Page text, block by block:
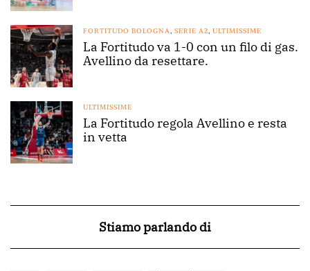
FORTITUDO BOLOGNA, SERIE A2, ULTIMISSIME
La Fortitudo va 1-0 con un filo di gas.
Avellino da resettare.
ULTIMISSIME
La Fortitudo regola Avellino e resta
in vetta
Stiamo parlando di